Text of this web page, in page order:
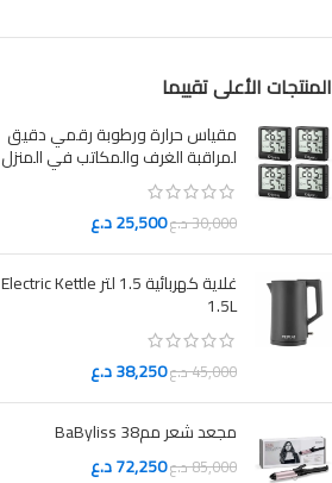
المنتجات الأعلى تقييما
مقياس حرارة ورطوبة رقمي دقيق
لمراقبة الغرف والمكاتب في المنزل
30,000د.ع25,500د.ع
غلاية كهربائية 1.5 لتر Electric Kettle
1.5L
45,000د.ع38,250د.ع
مجعد شعر ممBaByliss 38
85,000د.ع72,250د.ع